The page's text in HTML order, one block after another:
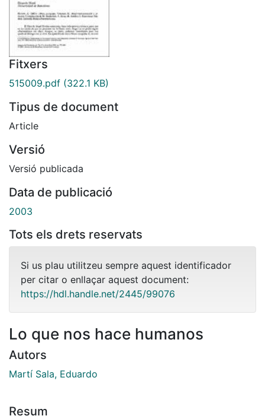
Fitxers
515009.pdf (322.1 KB)
Tipus de document
Article
Versió
Versió publicada
Data de publicació
2003
Tots els drets reservats
Si us plau utilitzeu sempre aquest identificador
per citar o enllaçar aquest document:
https://hdl.handle.net/2445/99076
Lo que nos hace humanos
Autors
Martí Sala, Eduardo
Resum